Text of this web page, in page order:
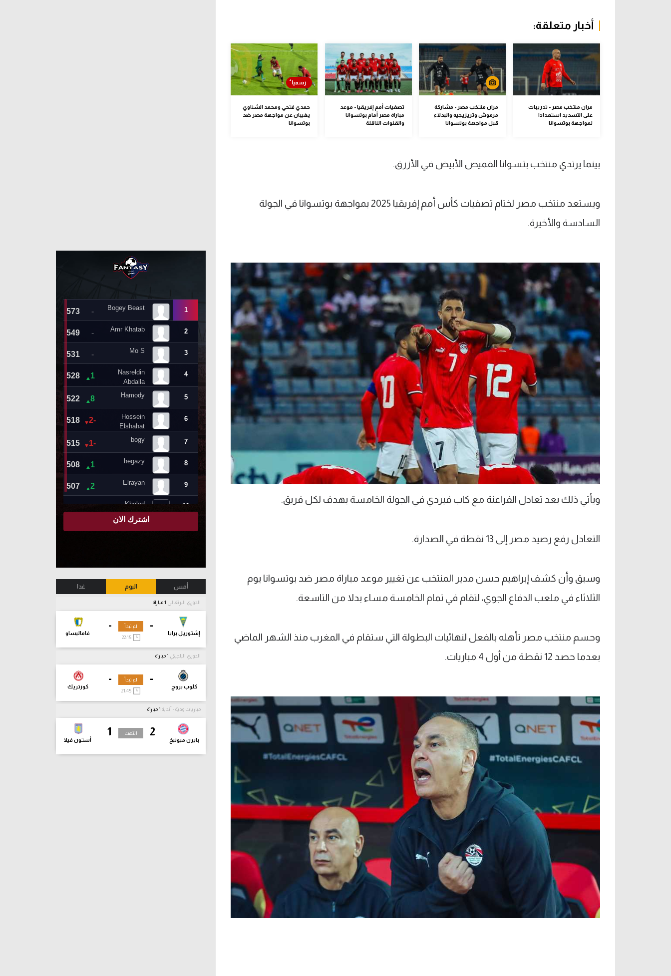
أخبار متعلقة:
مران منتخب مصر - تدريبات
على التسديد استعدادا
لمواجهة بوتسوانا
مران منتخب مصر - مشاركة
مرموش وتريزيجيه والبدلاء
قبل مواجهة بوتسوانا
تصفيات أمم إفريقيا - موعد
مباراة مصر أمام بوتسوانا
والقنوات الناقلة
حمدي فتحي ومحمد الشناوي
يغيبان عن مواجهة مصر ضد
بوتسوانا
بينما يرتدي منتخب بتسوانا القميص الأبيض في الأزرق.
ويستعد منتخب مصر لختام تصفيات كأس أمم إفريقيا 2025 بمواجهة بوتسوانا في الجولة
السادسة والأخيرة.
ويأتي ذلك بعد تعادل الفراعنة مع كاب فيردي في الجولة الخامسة بهدف لكل فريق.
التعادل رفع رصيد مصر إلى 13 نقطة في الصدارة.
وسبق وأن كشف إبراهيم حسن مدير المنتخب عن تغيير موعد مباراة مصر ضد بوتسوانا يوم
الثلاثاء في ملعب الدفاع الجوي، لتقام في تمام الخامسة مساء بدلا من التاسعة.
وحسم منتخب مصر تأهله بالفعل لنهائيات البطولة التي ستقام في المغرب منذ الشهر الماضي
بعدما حصد 12 نقطة من أول 4 مباريات.
أمس اليوم غدا
الدوري البرتغالي
-
إشتوريل برايا
-
فاماليساو
لم تبدأ
22:15
الدوري البلجيكي
-
كلوب بروج
-
كورتريك
لم تبدأ
مباريات ودية - أندية
2
بايرن ميونيخ
1
أستون فيلا
انتهت